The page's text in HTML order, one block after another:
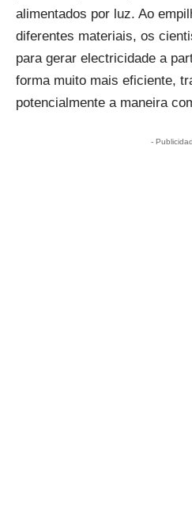
alimentados por luz. Ao
diferentes materiais, os
para gerar electricidade a
forma muito mais eficiente,
potencialmente a maneira
-